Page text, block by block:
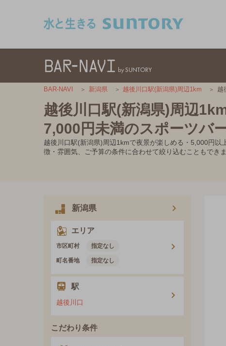
BAR-NAVI 新潟県 越後川口駅(新潟県)周辺1km 越
越後川口駅(新潟県)周辺
7,000円未満のスポーツバ
越後川口駅(新潟県)周辺1kmで夜景が楽しめる・5,000円
徴・雰囲気、ご予算の条件に合わせて絞り込むこともでき
新潟県
エリア
市区町村 指定なし
町名番地 指定なし
駅
越後川口
こだわり条件